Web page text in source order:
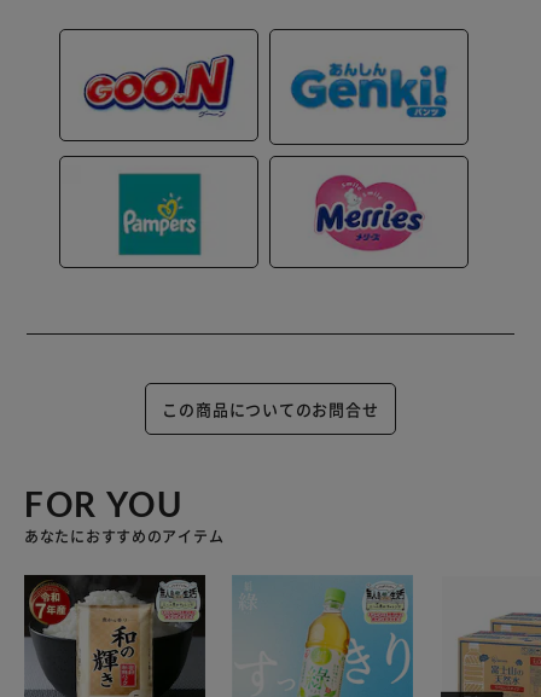
この商品についてのお問合せ
FOR YOU
あなたにおすすめのアイテム